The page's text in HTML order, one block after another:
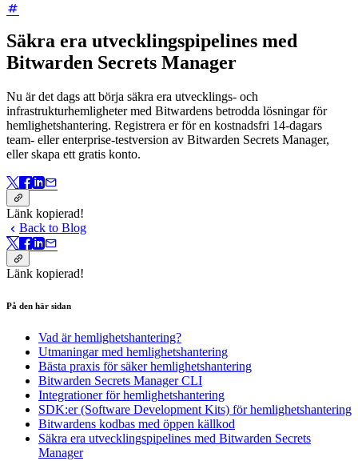
Säkra era utvecklingspipelines med
Bitwarden Secrets Manager
Nu är det dags att börja säkra era utvecklings- och
infrastrukturhemligheter med Bitwardens betrodda lösningar för
hemlighetshantering. Registrera er för en kostnadsfri 14-dagars
team- eller enterprise-testversion av Bitwarden Secrets Manager,
eller skapa ett gratis konto.
Länk kopierad!
Back to Blog
Länk kopierad!
På den här sidan
Vad är hemlighetshantering?
Utmaningar med hemlighetshantering
Bästa praxis för säker hemlighetshantering
Bitwarden Secrets Manager CLI
Integrationer för hemlighetshantering
SDK:er (Software Development Kits) för hemlighetshantering
Bitwardens kodbas med öppen källkod
Säkra era utvecklingspipelines med Bitwarden Secrets
Manager